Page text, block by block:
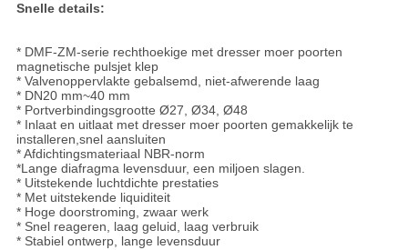
Snelle details:
* DMF-ZM-serie rechthoekige met dresser moer poorten
magnetische pulsjet klep
* Valvenoppervlakte gebalsemd, niet-afwerende laag
* DN20 mm~40 mm
* Portverbindingsgrootte Ø27, Ø34, Ø48
* Inlaat en uitlaat met dresser moer poorten gemakkelijk te
installeren,snel aansluiten
* Afdichtingsmateriaal NBR-norm
*Lange diafragma levensduur, een miljoen slagen.
* Uitstekende luchtdichte prestaties
* Met uitstekende liquiditeit
* Hoge doorstroming, zwaar werk
* Snel reageren, laag geluid, laag verbruik
* Stabiel ontwerp, lange levensduur